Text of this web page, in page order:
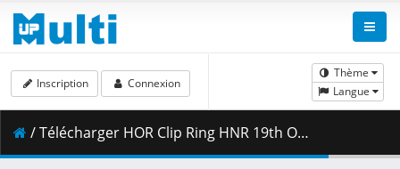
Thème
Langue
Inscription Connexion
/ Télécharger HOR Clip Ring HNR 19th October 2023 1080p HD.mp4 ( 2.42 GB )